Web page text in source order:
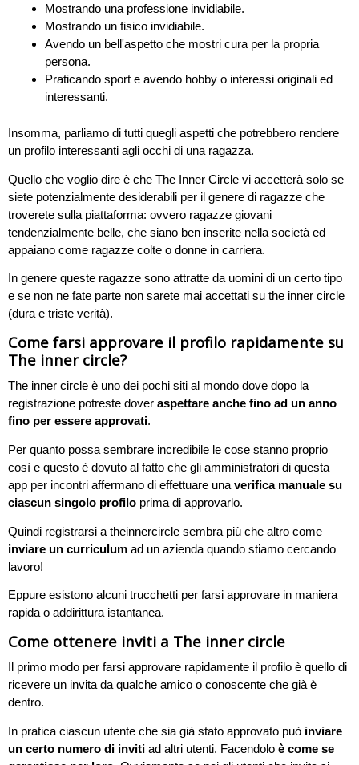
Mostrando una professione invidiabile.
Mostrando un fisico invidiabile.
Avendo un bell'aspetto che mostri cura per la propria
persona.
Praticando sport e avendo hobby o interessi originali ed
interessanti.
Insomma, parliamo di tutti quegli aspetti che potrebbero rendere
un profilo interessanti agli occhi di una ragazza.
Quello che voglio dire è che The Inner Circle vi accetterà solo se
siete potenzialmente desiderabili per il genere di ragazze che
troverete sulla piattaforma: ovvero ragazze giovani
tendenzialmente belle, che siano ben inserite nella società ed
appaiano come ragazze colte o donne in carriera.
In genere queste ragazze sono attratte da uomini di un certo tipo
e se non ne fate parte non sarete mai accettati su the inner circle
(dura e triste verità).
Come farsi approvare il profilo rapidamente su
The inner circle?
The inner circle è uno dei pochi siti al mondo dove dopo la
registrazione potreste dover aspettare anche fino ad un anno
fino per essere approvati.
Per quanto possa sembrare incredibile le cose stanno proprio
così e questo è dovuto al fatto che gli amministratori di questa
app per incontri affermano di effettuare una verifica manuale su
ciascun singolo profilo prima di approvarlo.
Quindi registrarsi a theinnercircle sembra più che altro come
inviare un curriculum ad un azienda quando stiamo cercando
lavoro!
Eppure esistono alcuni trucchetti per farsi approvare in maniera
rapida o addirittura istantanea.
Come ottenere inviti a The inner circle
Il primo modo per farsi approvare rapidamente il profilo è quello di
ricevere un invita da qualche amico o conoscente che già è
dentro.
In pratica ciascun utente che sia già stato approvato può inviare
un certo numero di inviti ad altri utenti. Facendolo è come se